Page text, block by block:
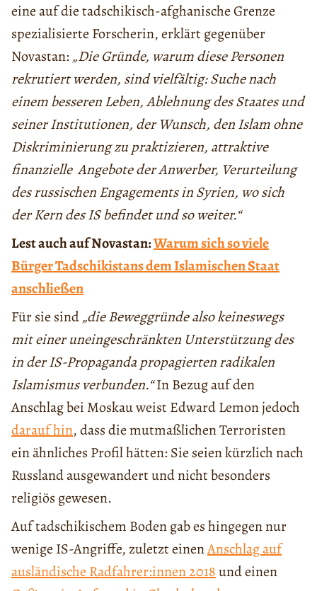
eine auf die tadschikisch-afghanische Grenze
spezialisierte Forscherin, erklärt gegenüber
Novastan: „Die Gründe, warum diese Personen
rekrutiert werden, sind vielfältig: Suche nach
einem besseren Leben, Ablehnung des Staates und
seiner Institutionen, der Wunsch, den Islam ohne
Diskriminierung zu praktizieren, attraktive
finanzielle Angebote der Anwerber, Verurteilung
des russischen Engagements in Syrien, wo sich
der Kern des IS befindet und so weiter.“
Lest auch auf Novastan:Warum sich so viele
Bürger Tadschikistans dem Islamischen Staat
anschließen
Für sie sind„die Beweggründe also keineswegs
mit einer uneingeschränkten Unterstützung des
in der IS-Propaganda propagierten radikalen
Islamismus verbunden.“In Bezug auf den
Anschlag bei Moskau weist Edward Lemon jedoch
darauf hin, dass die mutmaßlichen Terroristen
ein ähnliches Profil hätten: Sie seien kürzlich nach
Russland ausgewandert und nicht besonders
religiös gewesen.
Auf tadschikischem Boden gab es hingegen nur
wenige IS-Angriffe, zuletzt einenAnschlag auf
ausländische Radfahrer:innen 2018und einen